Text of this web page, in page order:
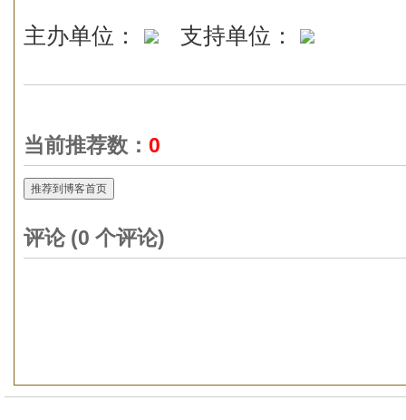
主办单位： 支持单位：
当前推荐数： 0
推荐到博客首页
评论 (0 个评论)